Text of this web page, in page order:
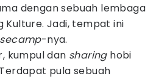
dengan sebuah lembaga
Kulture. Jadi, tempat ini
-nya.
kumpul dan sharinghobi
pula sebuah